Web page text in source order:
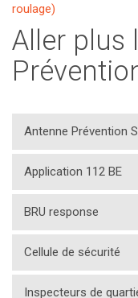
roulage)
Aller plus
Antenne Prévention
Application 112 BE
BRU response
Cellule de sécurité
Inspecteurs de